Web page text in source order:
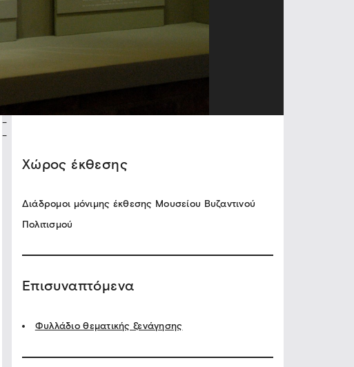
-
-
Xώρος έκθεσης
Διάδρομοι μόνιμης έκθεσης Μουσείου Βυζαντινού
Πολιτισμού
Επισυναπτόμενα
Φυλλάδιο θεματικής ξενάγησης